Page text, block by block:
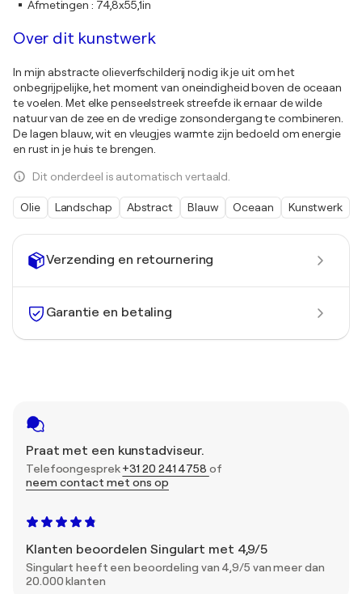
Verzending en retournering
Garantie en betaling
Praat met een kunstadviseur.
Telefoongesprek+31 20 241 4758 of
neem contact met ons op
Klanten beoordelen Singulart met 4,9/5
Singulart heeft een beoordeling van 4,9/5 van meer dan
20.000 klanten
Afmetingen : 74,8x55,1in
Over dit kunstwerk
In mijn abstracte olieverfschilderij nodig ik je uit om het
onbegrijpelijke, het moment van oneindigheid boven de oceaan
te voelen. Met elke penseelstreek streefde ik ernaar de wilde
natuur van de zee en de vredige zonsondergang te combineren.
De lagen blauw, wit en vleugjes warmte zijn bedoeld om energie
en rust in je huis te brengen.
Dit onderdeel is automatisch vertaald.
Olie Landschap Abstract Blauw Oceaan Kunstwerk